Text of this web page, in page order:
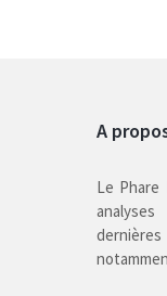
A
Le Phare